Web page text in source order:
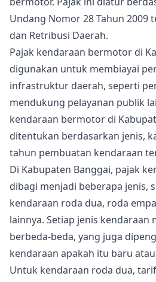
Undang Nomor 28 Tahun 2009
dan Retribusi Daerah.
Pajak kendaraan bermotor di
digunakan untuk membiayai
infrastruktur daerah, seperti
mendukung pelayanan publik
kendaraan bermotor di
ditentukan berdasarkan jenis,
tahun pembuatan kendaraan
Di Kabupaten Banggai, pajak
dibagi menjadi beberapa jenis,
kendaraan roda dua, roda
lainnya. Setiap jenis kendaraan
berbeda-beda, yang juga
kendaraan apakah itu baru
Untuk kendaraan roda dua,